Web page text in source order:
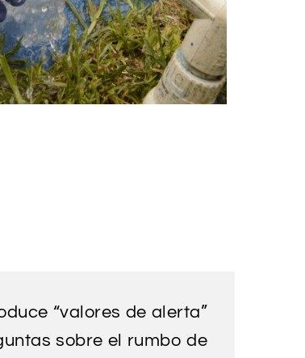
“valores de alerta”
sobre el rumbo de